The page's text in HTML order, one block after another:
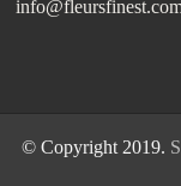
© Copyright 2019.